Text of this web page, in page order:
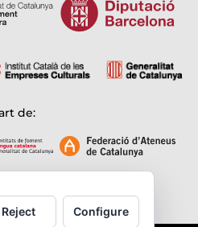
de:
Reject Configure